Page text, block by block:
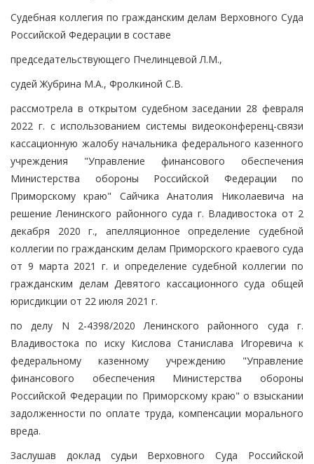
Судебная коллегия по гражданским делам Верховного Суда
Российской Федерации в составе
председательствующего Пчелинцевой Л.М.,
судей Жубрина М.А., Фролкиной С.В.
рассмотрела в открытом судебном заседании 28 февраля
2022 г. с использованием системы видеоконференц-связи
кассационную жалобу начальника федерального казенного
учреждения "Управление финансового обеспечения
Министерства обороны Российской Федерации по
Приморскому краю" Сайчика Анатолия Николаевича на
решение Ленинского районного суда г. Владивостока от 2
декабря 2020 г., апелляционное определение судебной
коллегии по гражданским делам Приморского краевого суда
от 9 марта 2021 г. и определение судебной коллегии по
гражданским делам Девятого кассационного суда общей
юрисдикции от 22 июля 2021 г.
по делу N 2-4398/2020 Ленинского районного суда г.
Владивостока по иску Кислова Станислава Игоревича к
федеральному казенному учреждению "Управление
финансового обеспечения Министерства обороны
Российской Федерации по Приморскому краю" о взыскании
задолженности по оплате труда, компенсации морального
вреда.
Заслушав доклад судьи Верховного Суда Российской